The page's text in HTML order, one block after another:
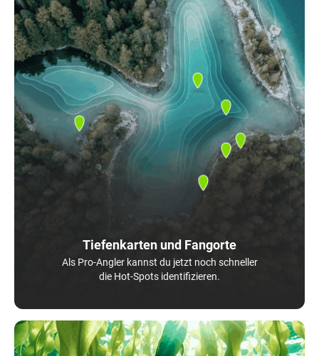
Tiefenkarten und Fangorte
Als Pro-Angler kannst du jetzt noch schneller
die Hot-Spots identifizieren.